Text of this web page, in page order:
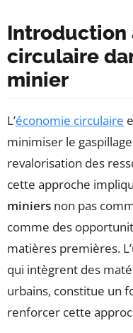
Introduction
circulaire
minier
L’économie circulaire
minimiser le
revalorisation des
cette approche
miniers non pas
comme des
matières premières.
qui intègrent des
urbains, constitue un
renforcer cette